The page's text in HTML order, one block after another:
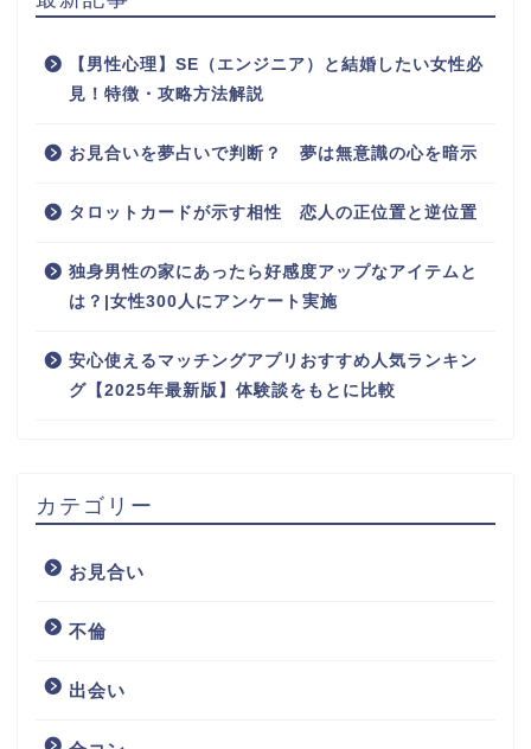
【男性心理】SE（エンジニア）と結婚したい女性必
見！特徴・攻略方法解説
お見合いを夢占いで判断？ 夢は無意識の心を暗示
タロットカードが示す相性 恋人の正位置と逆位置
独身男性の家にあったら好感度アップなアイテムと
は？|女性300人にアンケート実施
安心使えるマッチングアプリおすすめ人気ランキン
グ【2025年最新版】体験談をもとに比較
カテゴリー
お見合い
不倫
出会い